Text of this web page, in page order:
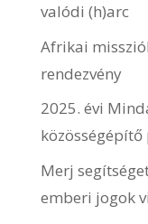
valódi (h)arc
Afrikai
rendezvény
2025. évi
Merj
emberi jogok